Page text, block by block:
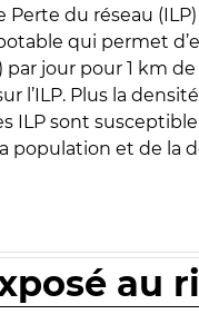
Perte du réseau
qui permet
jour pour 1 km
l’ILP. Plus la
ILP sont
population et de la
au